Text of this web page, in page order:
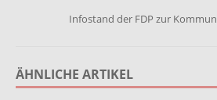
Infostand der FDP zur
ÄHNLICHE ARTIKEL